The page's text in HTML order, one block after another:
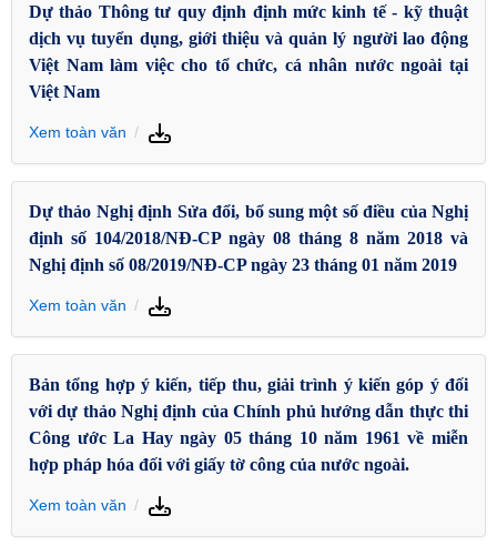
Dự thảo Thông tư quy định định mức kinh tế - kỹ thuật
dịch vụ tuyển dụng, giới thiệu và quản lý người lao động
Việt Nam làm việc cho tổ chức, cá nhân nước ngoài tại
Việt Nam
Xem toàn văn
Dự thảo Nghị định Sửa đổi, bổ sung một số điều của Nghị
định số 104/2018/NĐ-CP ngày 08 tháng 8 năm 2018 và
Nghị định số 08/2019/NĐ-CP ngày 23 tháng 01 năm 2019
Xem toàn văn
Bản tổng hợp ý kiến, tiếp thu, giải trình ý kiến góp ý đối
với dự thảo Nghị định của Chính phủ hướng dẫn thực thi
Công ước La Hay ngày 05 tháng 10 năm 1961 về miễn
hợp pháp hóa đối với giấy tờ công của nước ngoài.
Xem toàn văn